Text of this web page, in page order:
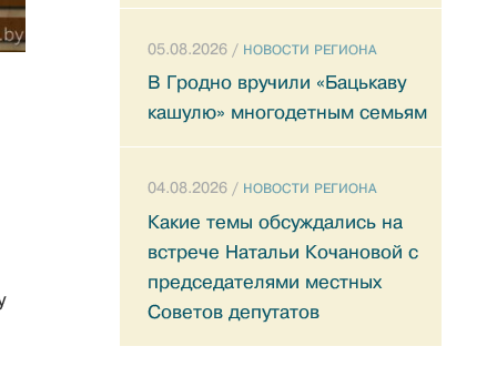
05.08.2026 / НОВОСТИ РЕГИОНА
В Гродно вручили «Бацькаву
кашулю» многодетным семьям
04.08.2026 / НОВОСТИ РЕГИОНА
Какие темы обсуждались на
встрече Натальи Кочановой с
председателями местных
Советов депутатов